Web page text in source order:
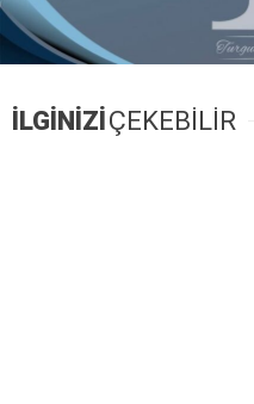
İLGİNİZİÇEKEBİLİR